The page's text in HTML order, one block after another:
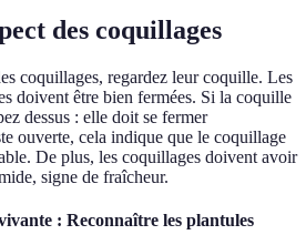
des coquillages
coquillages, regardez leur coquille. Les
doivent être bien fermées. Si la coquille
dessus : elle doit se fermer
ouverte, cela indique que le coquillage
De plus, les coquillages doivent avoir
signe de fraîcheur.
: Reconnaître les plantules